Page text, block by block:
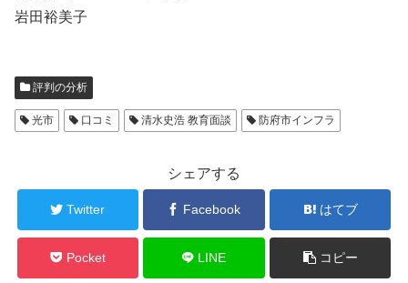
岩田裕美子
評判の分析
光市 口コミ 清水史浩 教育面談 防府市インフラ
シェアする
Twitter Facebook はてブ
Pocket LINE コピー